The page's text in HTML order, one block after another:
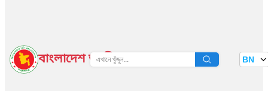
বাংলাদেশ জাতীয় তথ্য বাতায়ন BN